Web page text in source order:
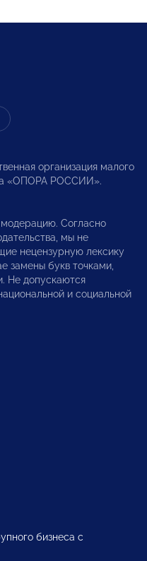
организация малого
«ОПОРА РОССИИ».
Согласно
мы не
нецензурную лексику
замены букв точками,
Не допускаются
и социальной
бизнеса с